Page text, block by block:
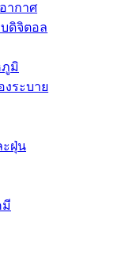
ากาศ
ดิจิตอล
ภูมิ
งระบาย
ะฝุ่น
มี